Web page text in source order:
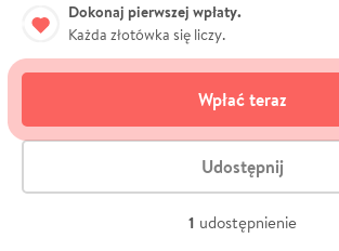
Dokonaj pierwszej wpłaty.
Każda złotówka się liczy.
Wpłać teraz
Udostępnij
1 udostępnienie